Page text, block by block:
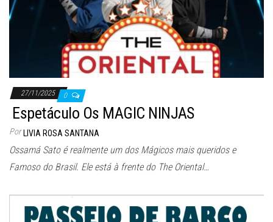
27/11/2025 0
Espetáculo Os MAGIC NINJAS
Por LIVIA ROSA SANTANA
Ossamá Sato é realmente um dos Mágicos mais queridos e
Famoso do Brasil. Ele está à frente do The Oriental…